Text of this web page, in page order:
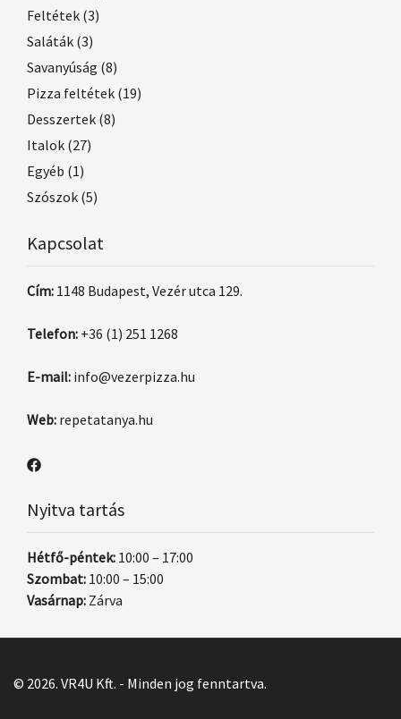
Feltétek (3)
Saláták (3)
Savanyúság (8)
Pizza feltétek (19)
Desszertek (8)
Italok (27)
Egyéb (1)
Szószok (5)
Kapcsolat
Cím: 1148 Budapest, Vezér utca 129.
Telefon: +36 (1) 251 1268
E-mail: info@vezerpizza.hu
Web: repetatanya.hu
Nyitva tartás
Hétfő-péntek: 10:00 – 17:00
Szombat: 10:00 – 15:00
Vasárnap: Zárva
© 2026. VR4U Kft. - Minden jog fenntartva.